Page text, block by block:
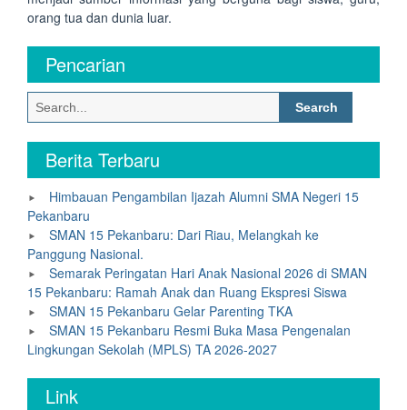
orang tua dan dunia luar.
Pencarian
Search
for:
Berita Terbaru
Himbauan Pengambilan Ijazah Alumni SMA Negeri 15
Pekanbaru
SMAN 15 Pekanbaru: Dari Riau, Melangkah ke
Panggung Nasional.
Semarak Peringatan Hari Anak Nasional 2026 di SMAN
15 Pekanbaru: Ramah Anak dan Ruang Ekspresi Siswa
SMAN 15 Pekanbaru Gelar Parenting TKA
SMAN 15 Pekanbaru Resmi Buka Masa Pengenalan
Lingkungan Sekolah (MPLS) TA 2026-2027
Link